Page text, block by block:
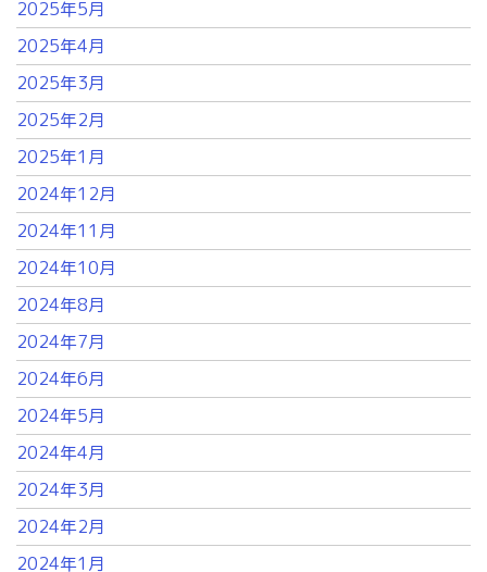
2025年5月
2025年4月
2025年3月
2025年2月
2025年1月
2024年12月
2024年11月
2024年10月
2024年8月
2024年7月
2024年6月
2024年5月
2024年4月
2024年3月
2024年2月
2024年1月